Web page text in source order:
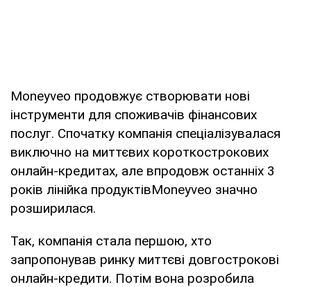
Moneyveo продовжує створювати нові
інструменти для споживачів фінансових
послуг. Спочатку компанія спеціалізувалася
виключно на миттєвих короткострокових
онлайн-кредитах, але впродовж останніх 3
років лінійка продуктівMoneyveo значно
розширилася.
Так, компанія стала першою, хто
запропонував ринку миттєві довгострокові
онлайн-кредити. Потім вона розробила